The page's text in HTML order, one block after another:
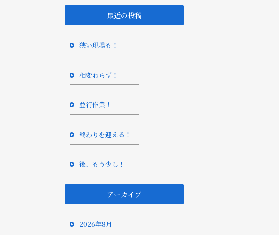
最近の投稿
狭い現場も！
相変わらず！
並行作業！
終わりを迎える！
後、もう少し！
アーカイブ
2026年8月